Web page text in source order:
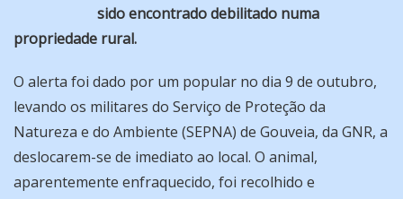
sido encontrado debilitado numa
propriedade rural.
O alerta foi dado por um popular no dia 9 de outubro,
levando os militares do Serviço de Proteção da
Natureza e do Ambiente (SEPNA) de Gouveia, da GNR, a
deslocarem-se de imediato ao local. O animal,
aparentemente enfraquecido, foi recolhido e